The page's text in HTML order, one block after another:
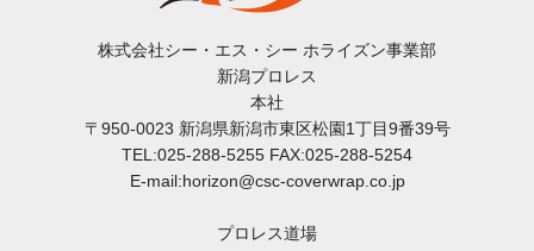
株式会社シー・エス・シー ホライズン事業部
新潟プロレス
本社
〒950-0023 新潟県新潟市東区松園1丁目9番39号
TEL:025-288-5255 FAX:025-288-5254
E-mail:horizon@csc-coverwrap.co.jp
プロレス道場